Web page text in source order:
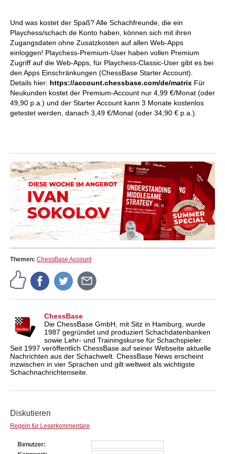
Und was kostet der Spaß? Alle Schachfreunde, die ein
Playchess/schach.de Konto haben, können sich mit ihren
Zugangsdaten ohne Zusatzkosten auf allen Web-Apps
einloggen! Playchess-Premium-User haben vollen Premium
Zugriff auf die Web-Apps, für Playchess-Classic-User gibt es bei
den Apps Einschränkungen (ChessBase Starter Account).
Details hier: https://account.chessbase.com/de/matrix Für
Neukunden kostet der Premium-Account nur 4,99 €/Monat (oder
49,90 p.a.) und der Starter Account kann 3 Monate kostenlos
getestet werden, danach 3,49 €/Monat (oder 34,90 € p.a.).
Themen: ChessBase Account
ChessBase
Die ChessBase GmbH, mit Sitz in Hamburg, wurde
1987 gegründet und produziert Schachdatenbanken
sowie Lehr- und Trainingskurse für Schachspieler.
Seit 1997 veröffentlich ChessBase auf seiner Webseite aktuelle
Nachrichten aus der Schachwelt. ChessBase News erscheint
inzwischen in vier Sprachen und gilt weltweit als wichtigste
Schachnachrichtenseite.
Diskutieren
Regeln für Leserkommentare
Benutzer